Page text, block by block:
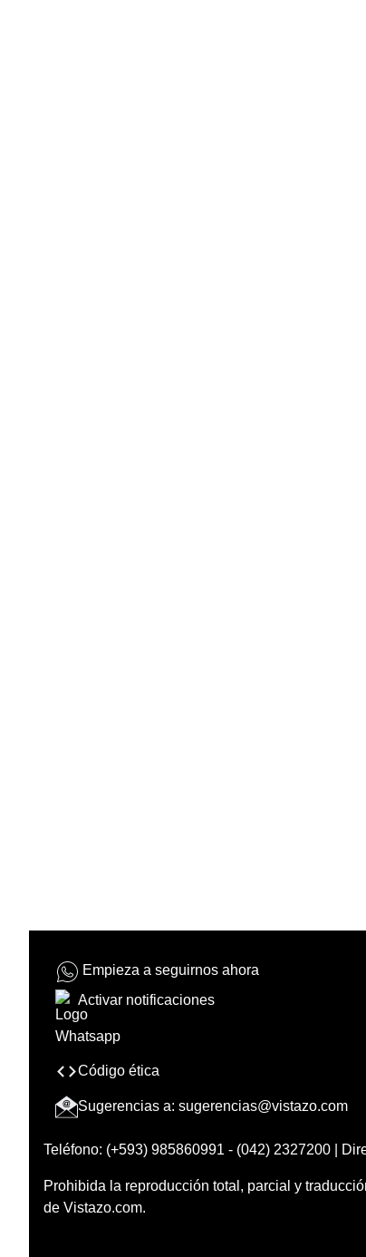
Empieza a seguirnos ahora
Activar notificaciones
Código ética
Sugerencias a: sugerencias@vistazo.com
Teléfono: (+593) 985860991 - (042) 2327200 |
Prohibida la reproducción total, parcial y
de Vistazo.com.